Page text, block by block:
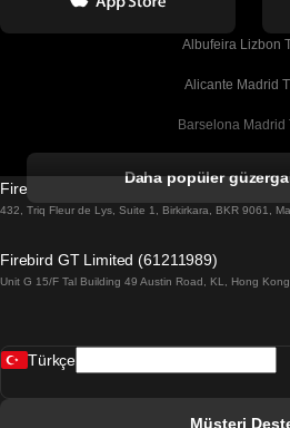
Albufeira Lizbon
Alicante Madrid
Barselona Madrid
Barselona Sevilla
Belfast Dublin
Daha popüler
Firebird GT Limited (OC 1451)
432, Triq Fleur de Lys, Suite 1, Birkirkara, BKR 9061,
Firebird GT Limited (61211989)
Unit G 15/F Tal Building 49 Austin Road, KL, Hong Kong
Türkçe
Müşteri